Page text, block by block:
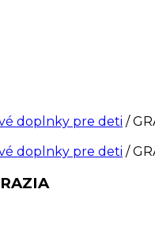
doplnky pre deti /
doplnky pre deti /